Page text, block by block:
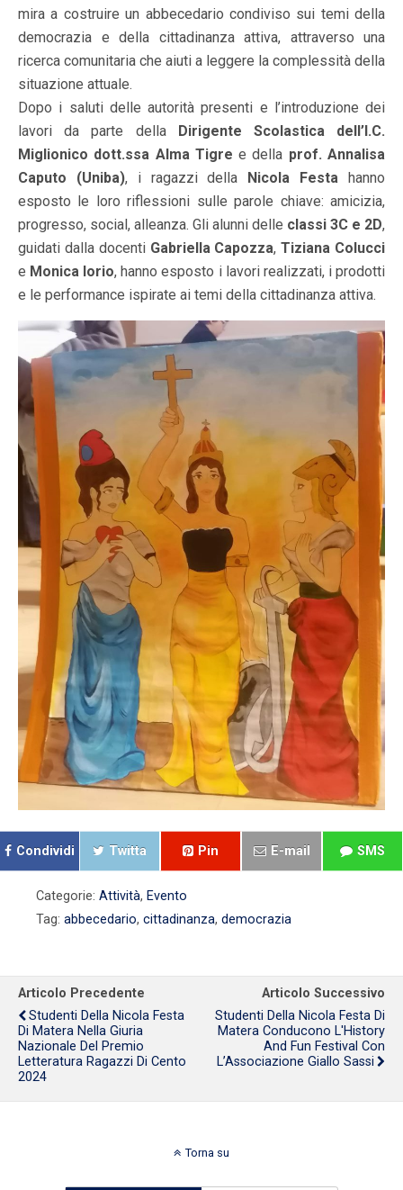
mira a costruire un abbecedario condiviso sui temi della
democrazia e della cittadinanza attiva, attraverso una
ricerca comunitaria che aiuti a leggere la complessità della
situazione attuale.
Dopo i saluti delle autorità presenti e l’introduzione dei
lavori da parte della Dirigente Scolastica dell’I.C.
Miglionico dott.ssa Alma Tigre e della prof. Annalisa
Caputo (Uniba), i ragazzi della Nicola Festa hanno
esposto le loro riflessioni sulle parole chiave: amicizia,
progresso, social, alleanza. Gli alunni delle classi 3C e 2D,
guidati dalla docenti Gabriella Capozza,Tiziana Colucci
e Monica lorio, hanno esposto i lavori realizzati, i prodotti
e le performance ispirate ai temi della cittadinanza attiva.
Condividi Twitta Pin E-mail SMS
Categorie: Attività, Evento
Tag: abbecedario, cittadinanza, democrazia
Articolo Precedente
Studenti Della Nicola Festa
Di Matera Nella Giuria
Nazionale Del Premio
Letteratura Ragazzi Di Cento
2024
Articolo Successivo
Studenti Della Nicola Festa Di
Matera Conducono L'History
And Fun Festival Con
L’Associazione Giallo Sassi
Torna su